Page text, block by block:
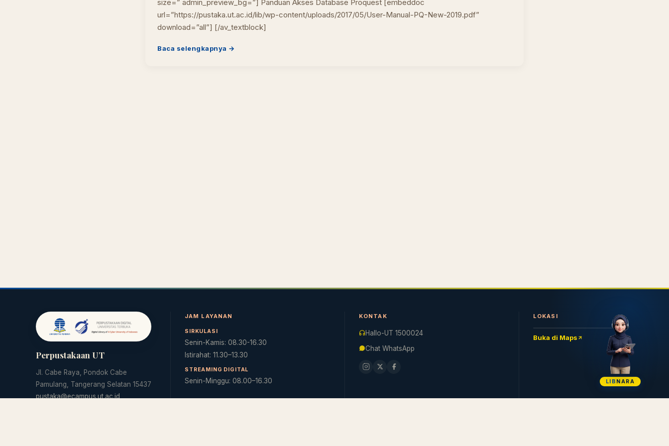
size=” admin_preview_bg=”] Panduan Akses Database Proquest [embeddoc
url=”https://pustaka.ut.ac.id/lib/wp-content/uploads/2017/05/User-Manual-PQ-New-2019.pdf”
download=”all”] [/av_textblock]
Baca selengkapnya →
Perpustakaan UT
Jl. Cabe Raya, Pondok Cabe
Pamulang, Tangerang Selatan 15437
pustaka@ecampus.ut.ac.id
JAM LAYANAN
SIRKULASI
Senin-Kamis: 08.30-16.30
Istirahat: 11.30–13.30
STREAMING DIGITAL
Senin-Minggu: 08.00–16.30
KONTAK
Hallo-UT 1500024
Chat WhatsApp
LOKASI
Buka di Maps
LIB NARA
PUSTAKAWAN DIGITAL UT · LAYANAN INFORMASI AKADEMIK